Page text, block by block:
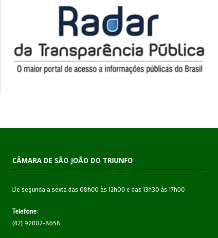
CÂMARA DE SÃO JOÃO DO TRIUNFO
De segunda a sexta das 08h00 às 12h00 e das 13h30 às 17h00
Telefone:
(42) 92002-8658